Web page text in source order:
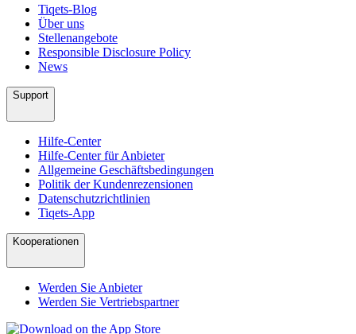
Tiqets-Blog
Über uns
Stellenangebote
Responsible Disclosure Policy
News
Support
Hilfe-Center
Hilfe-Center für Anbieter
Allgemeine Geschäftsbedingungen
Politik der Kundenrezensionen
Datenschutzrichtlinien
Tiqets-App
Kooperationen
Werden Sie Anbieter
Werden Sie Vertriebspartner